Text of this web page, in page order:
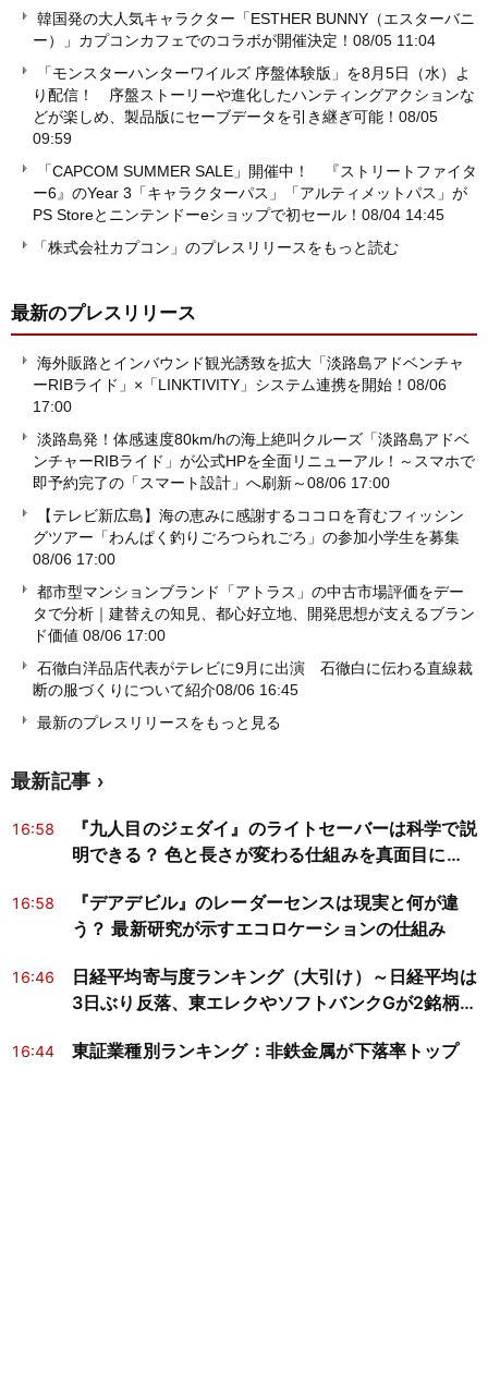
韓国発の大人気キャラクター「ESTHER BUNNY（エスターバニ
ー）」カプコンカフェでのコラボが開催決定！ 08/05 11:04
「モンスターハンターワイルズ 序盤体験版」を8月5日（水）よ
り配信！ 序盤ストーリーや進化したハンティングアクションな
どが楽しめ、製品版にセーブデータを引き継ぎ可能！ 08/05
09:59
「CAPCOM SUMMER SALE」開催中！ 『ストリートファイタ
ー6』のYear 3「キャラクターパス」「アルティメットパス」が
PS Storeとニンテンドーeショップで初セール！ 08/04 14:45
「株式会社カプコン」のプレスリリースをもっと読む
最新のプレスリリース
海外販路とインバウンド観光誘致を拡大「淡路島アドベンチャ
ーRIBライド」×「LINKTIVITY」システム連携を開始！ 08/06
17:00
淡路島発！体感速度80km/hの海上絶叫クルーズ「淡路島アドベ
ンチャーRIBライド」が公式HPを全面リニューアル！～スマホで
即予約完了の「スマート設計」へ刷新～08/06 17:00
【テレビ新広島】海の恵みに感謝するココロを育むフィッシン
グツアー「わんぱく釣りごろつられごろ」の参加小学生を募集
08/06 17:00
都市型マンションブランド「アトラス」の中古市場評価をデー
タで分析｜建替えの知見、都心好立地、開発思想が支えるブラン
ド価値 08/06 17:00
石徹白洋品店代表がテレビに9月に出演 石徹白に伝わる直線裁
断の服づくりについて紹介08/06 16:45
最新のプレスリリースをもっと見る
最新記事
16:58
『九人目のジェダイ』のライトセーバーは科学で説
明できる？ 色と長さが変わる仕組みを真面目に検
16:58
『デアデビル』のレーダーセンスは現実と何が違
う？ 最新研究が示すエコロケーションの仕組み
16:46
日経平均寄与度ランキング（大引け）～日経平均は
3日ぶり反落、東エレクやソフトバンクGが2銘柄で
16:44 東証業種別ランキング：非鉄金属が下落率トップ